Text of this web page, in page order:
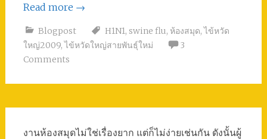
Read more →
Blogpost H1N1, swine flu, ห้องสมุด,ไข้หวัด
ใหญ่2009,ไข้หวัดใหญ่สายพันธุ์ใหม่
3
Comments
งานห้องสมุดไม่ใช่เรื่องยาก แต่ก็ไม่ง่ายเช่นกัน ดังนั้นผู้